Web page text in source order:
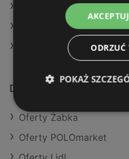
Żabka w Nisko
Żabka w Czarna
Żabka w Kolbudy
Dodatkowe łącza
Oferty Żabka
Oferty POLOmarket
ODRZUĆ
POKAŻ